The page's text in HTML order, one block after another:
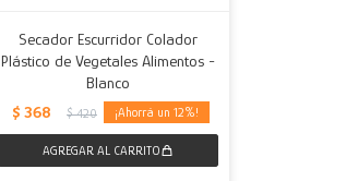
Secador Escurridor Colador
Plástico de Vegetales Alimentos -
Blanco
$ 368 $ 420 12